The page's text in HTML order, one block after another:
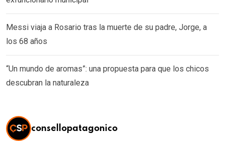
Messi viaja a Rosario tras la muerte de su padre, Jorge, a
los 68 años
“Un mundo de aromas”: una propuesta para que los chicos
descubran la naturaleza
consellopatagonico